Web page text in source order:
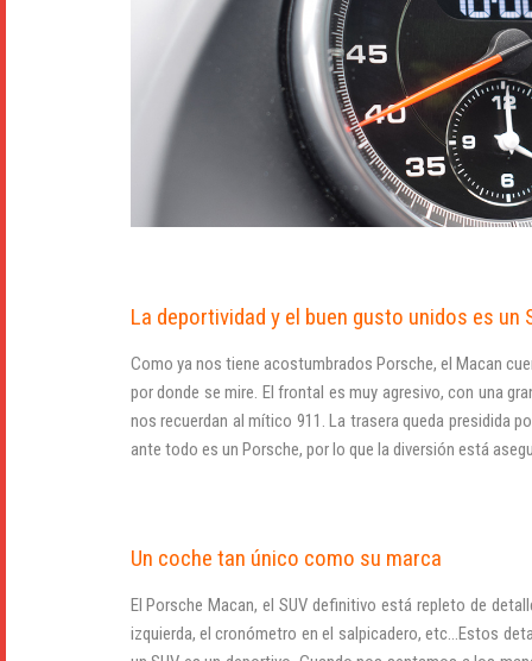
La deportividad y el buen gusto unidos es un
Como ya nos tiene acostumbrados Porsche, el Macan
por donde se mire. El frontal es muy agresivo, con una
nos recuerdan al mítico 911. La trasera queda presidida
ante todo es un Porsche, por lo que la diversión está
Un coche tan único como su marca
El Porsche Macan, el SUV definitivo está repleto de
izquierda, el cronómetro en el salpicadero, etc…Estos